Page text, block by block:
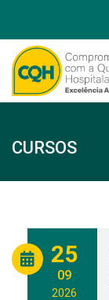
CURSOS
25
09
2026